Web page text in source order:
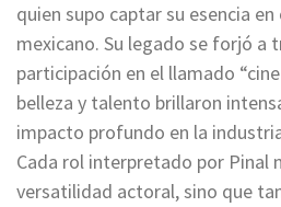
quien supo captar su esencia
mexicano. Su legado se forjó a
participación en el llamado
belleza y talento brillaron
impacto profundo en la
Cada rol interpretado por Pinal
versatilidad actoral, sino que